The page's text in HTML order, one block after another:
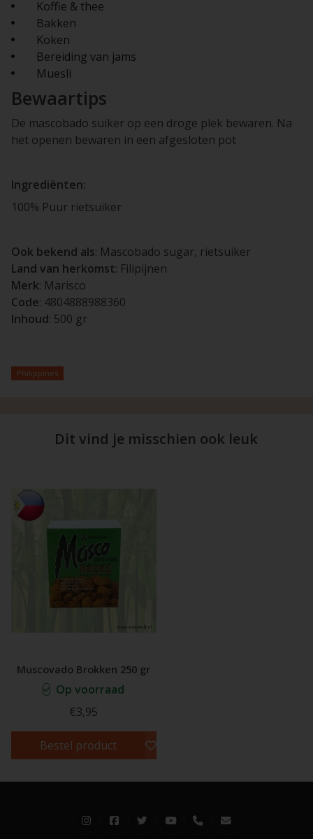
Koffie & thee
Bakken
Koken
Bereiding van jams
Muesli
Bewaartips
De mascobado suiker op een droge plek bewaren. Na
het openen bewaren in een afgesloten pot
Ingrediënten:
100% Puur rietsuiker
Ook bekend als: Mascobado sugar, rietsuiker
Land van herkomst: Filipijnen
Merk: Marisco
Code: 4804888988360
Inhoud: 500 gr
Philippines
Dit vind je misschien ook leuk
Muscovado Brokken 250 gr
Op voorraad
€3,95
Bestel product